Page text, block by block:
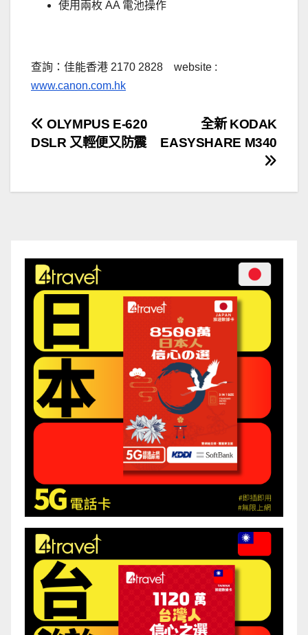
使用兩枚 AA 電池操作
查詢：佳能香港 2170 2828 website :
www.canon.com.hk
文
導
全新 KODAK
EASYSHARE M340
OLYMPUS E-620
DSLR 又輕便又防震